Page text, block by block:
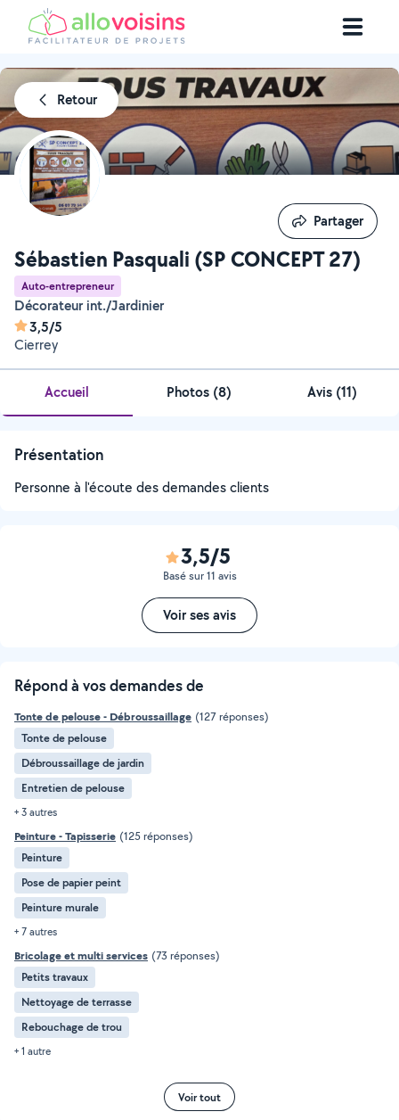
Retour
Sébastien Pasquali (SP CONCEPT 27)
Auto-entrepreneur
Décorateur int./Jardinier
3,5/5
Cierrey
Partager
Partager
Accueil Photos (8) Avis (11)
Présentation
Personne à l'écoute des demandes clients
3,5/5
Basé sur 11 avis
Voir ses avis
Répond à vos demandes de
Tonte de pelouse - Débroussaillage (127 réponses)
Tonte de pelouse
Débroussaillage de jardin
Entretien de pelouse
+ 3 autres
Peinture - Tapisserie (125 réponses)
Peinture
Pose de papier peint
Peinture murale
+ 7 autres
Bricolage et multi services (73 réponses)
Petits travaux
Nettoyage de terrasse
Rebouchage de trou
+ 1 autre
Voir tout